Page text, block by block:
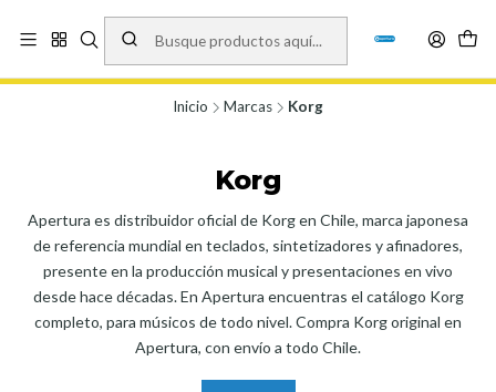
Vísita nuestro local en Los Agustinos 5478, Ñuñoa. Lunes a Viernes 9.30 a
19.00, Sábados 10:00 a 19:00 y Domingos de 10:00 a 17:00
Inicio Marcas Korg
Korg
Apertura es distribuidor oficial de Korg en Chile, marca japonesa
de referencia mundial en teclados, sintetizadores y afinadores,
presente en la producción musical y presentaciones en vivo
desde hace décadas. En Apertura encuentras el catálogo Korg
completo, para músicos de todo nivel. Compra Korg original en
Apertura, con envío a todo Chile.